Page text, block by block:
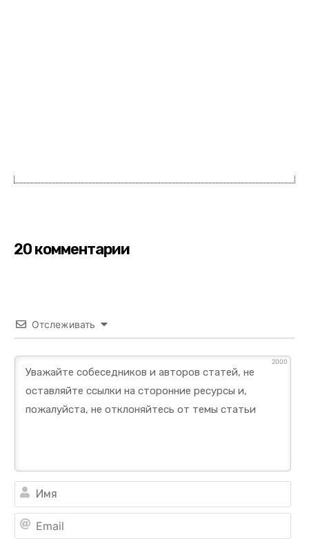
20 комментарии
Отслеживать
2000